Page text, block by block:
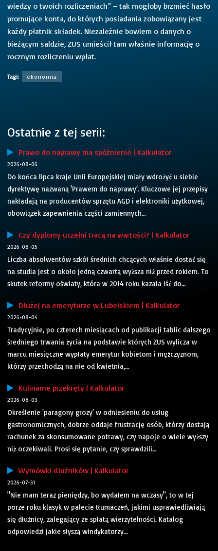
wiedzy o twoich rozliczeniach” – tak mogłoby brzmieć hasło
promujące konta, do których posiadania zobowiązany jest
każdy płatnik składek. Niezależnie bowiem o danych o
bieżącym saldzie, ZUS umieścił tam właśnie informację o
rocznym rozliczeniu wpłat.
Tagi: ekonomia
Ostatnie z tej serii:
Prawo do naprawy ma spóźnienie | Kalkulator
2026-08-06
Do końca lipca kraje Unii Europejskiej miały wdrożyć u siebie
dyrektywę nazwaną 'Prawem do naprawy’. Kluczowe jej przepisy
nakładają na producentów sprzętu AGD i elektroniki użytkowej,
obowiązek zapewnienia części zamiennych...
Czy dyplomy uczelni tracą na wartości? | Kalkulator
2026-08-05
Liczba absolwentów szkół średnich chcących właśnie dostać się
na studia jest o około jedną czwartą wyższa niż przed rokiem. To
skutek reformy oświaty, która w 2014 roku kazała iść do...
Dłużej na emeryturze w Lubelskiem | Kalkulator
2026-08-04
Tradycyjnie, po czterech miesiącach od publikacji tablic dalszego
średniego trwania życia na podstawie których ZUS wylicza w
marcu miesięczne wypłaty emerytur kobietom i mężczyznom,
którzy przechodzą na nie od kwietnia,...
Kulinarne przekręty | Kalkulator
2026-08-03
Określenie 'paragony grozy’ w odniesieniu do usług
gastronomicznych, dobrze oddaje frustrację osób, którzy dostają
rachunek za skonsumowane potrawy, czy napoje o wiele wyższy
niż oczekiwali. Prosi się pytanie, czy sprawdzili...
Wymówki dłużników | Kalkulator
2026-07-31
"Nie mam teraz pieniędzy, bo wydałem na wczasy", to w tej
porze roku klasyk w palecie tłumaczeń, jakimi usprawiedliwiają
się dłużnicy, zalegający ze spłatą wierzytelności. Katalog
odpowiedzi jakie słyszą windykatorzy...